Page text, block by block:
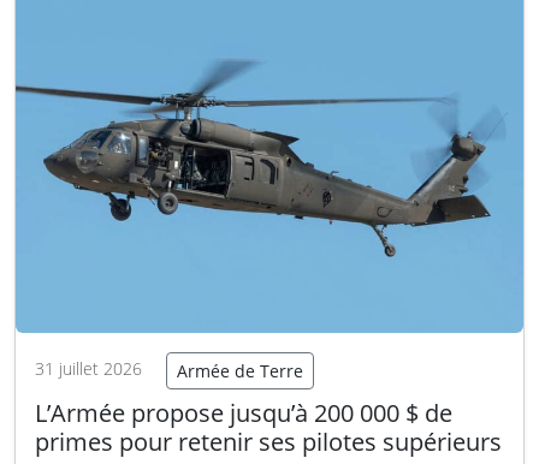
31 juillet 2026 Armée de Terre
L’Armée propose jusqu’à 200 000 $ de
primes pour retenir ses pilotes supérieurs